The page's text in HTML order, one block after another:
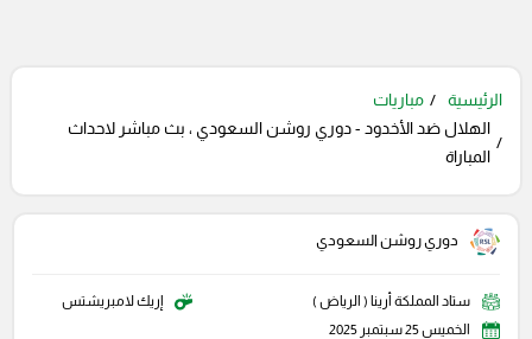
الرئيسية
مباريات
الهلال ضد الأخدود - دوري روشن السعودي ، بث مباشر لاحداث
المباراة
دوري روشن السعودي
ستاد المملكة أرينا ( الرياض )
إريك لامبريشتس
الخميس 25 سبتمبر 2025